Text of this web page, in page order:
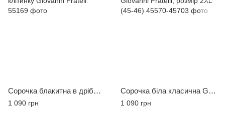
Сорочка блакитна в дрібну клітинку Giovanni Frateli
1 090 грн
Сорочка біла класична Giovanni Fratelli, розмір 2XL (45-46)
1 090 грн